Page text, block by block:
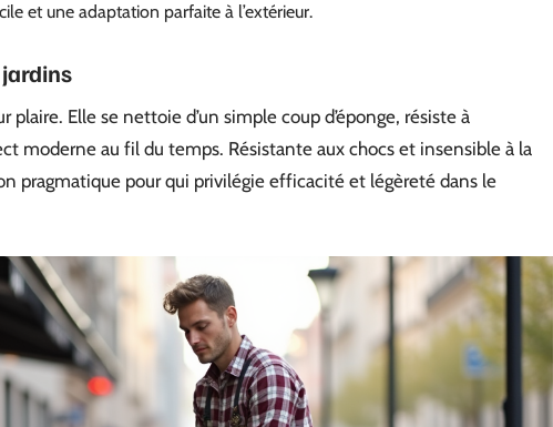
et une adaptation parfaite à l’extérieur.
plaire. Elle se nettoie d’un simple coup d’éponge, résiste à
moderne au fil du temps. Résistante aux chocs et insensible à la
pragmatique pour qui privilégie efficacité et légèreté dans le